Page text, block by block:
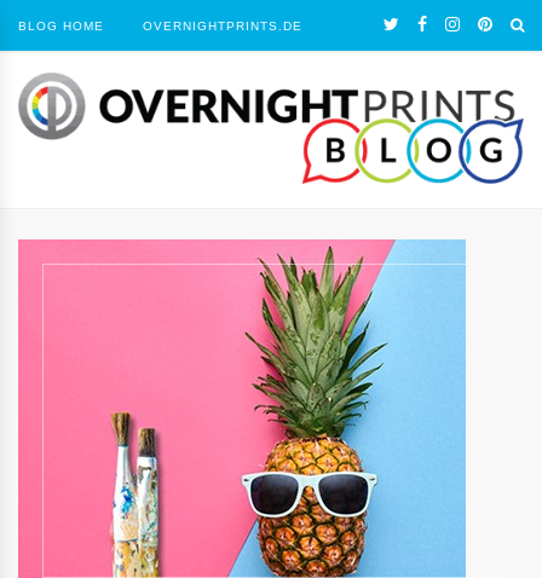
BLOG HOME OVERNIGHTPRINTS.DE